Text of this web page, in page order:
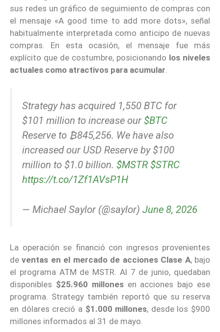
sus redes un gráfico de seguimiento de compras con
el mensaje «A good time to add more dots», señal
habitualmente interpretada como anticipo de nuevas
compras. En esta ocasión, el mensaje fue más
explícito que de costumbre, posicionando los niveles
actuales como atractivos para acumular
Strategy has acquired 1,550 BTC for
$101 million to increase our $BTC
Reserve to ₿845,256. We have also
increased our USD Reserve by $100
million to $1.0 billion. $MSTR $STRC
https://t.co/1Zf1AVsP1H
— Michael Saylor (@saylor) June 8, 2026
La operación se financió con ingresos provenientes
deventas en el mercado de acciones Clase A, bajo
el programa ATM de MSTR. Al 7 de junio, quedaban
disponibles $25.960 millonesen acciones bajo ese
programa. Strategy también reportó que su reserva
en dólares creció a $1.000 millones, desde los $900
millones informados al 31 de mayo.